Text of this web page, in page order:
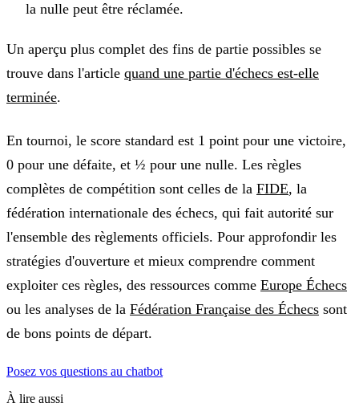
la nulle peut être réclamée.
Un aperçu plus complet des fins de partie possibles se
trouve dans l'article quand une partie d'échecs est-elle
terminée.
En tournoi, le score standard est 1 point pour une victoire,
0 pour une défaite, et ½ pour une nulle. Les règles
complètes de compétition sont celles de la FIDE, la
fédération internationale des échecs, qui fait autorité sur
l'ensemble des règlements officiels. Pour approfondir les
stratégies d'ouverture et mieux comprendre comment
exploiter ces règles, des ressources comme Europe Échecs
ou les analyses de la Fédération Française des Échecs sont
de bons points de départ.
Posez vos questions au chatbot
À lire aussi